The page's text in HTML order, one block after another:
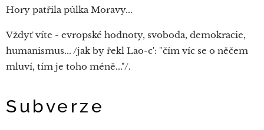
Hory patřila půlka Moravy...
Vždyť víte - evropské hodnoty, svoboda, demokracie,
humanismus... /jak by řekl Lao-c': "čím víc se o něčem
mluví, tím je toho méně..."/.
Subverze